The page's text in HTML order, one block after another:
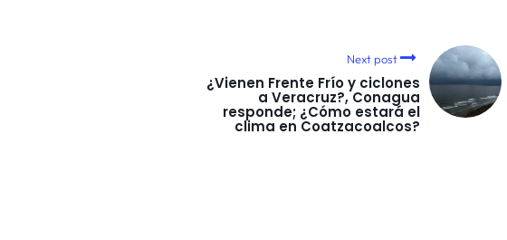
Next post
¿Vienen Frente Frío y ciclones
a Veracruz?, Conagua
responde; ¿Cómo estará el
clima en Coatzacoalcos?